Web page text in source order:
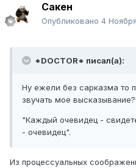
Сакен
Опубликовано 4
*DOCTOR* писал(а):
Ну ежели без сарказма то
звучать мое высказывание?!
"Каждый очевидец -
- очевидец".
Из процессуальных